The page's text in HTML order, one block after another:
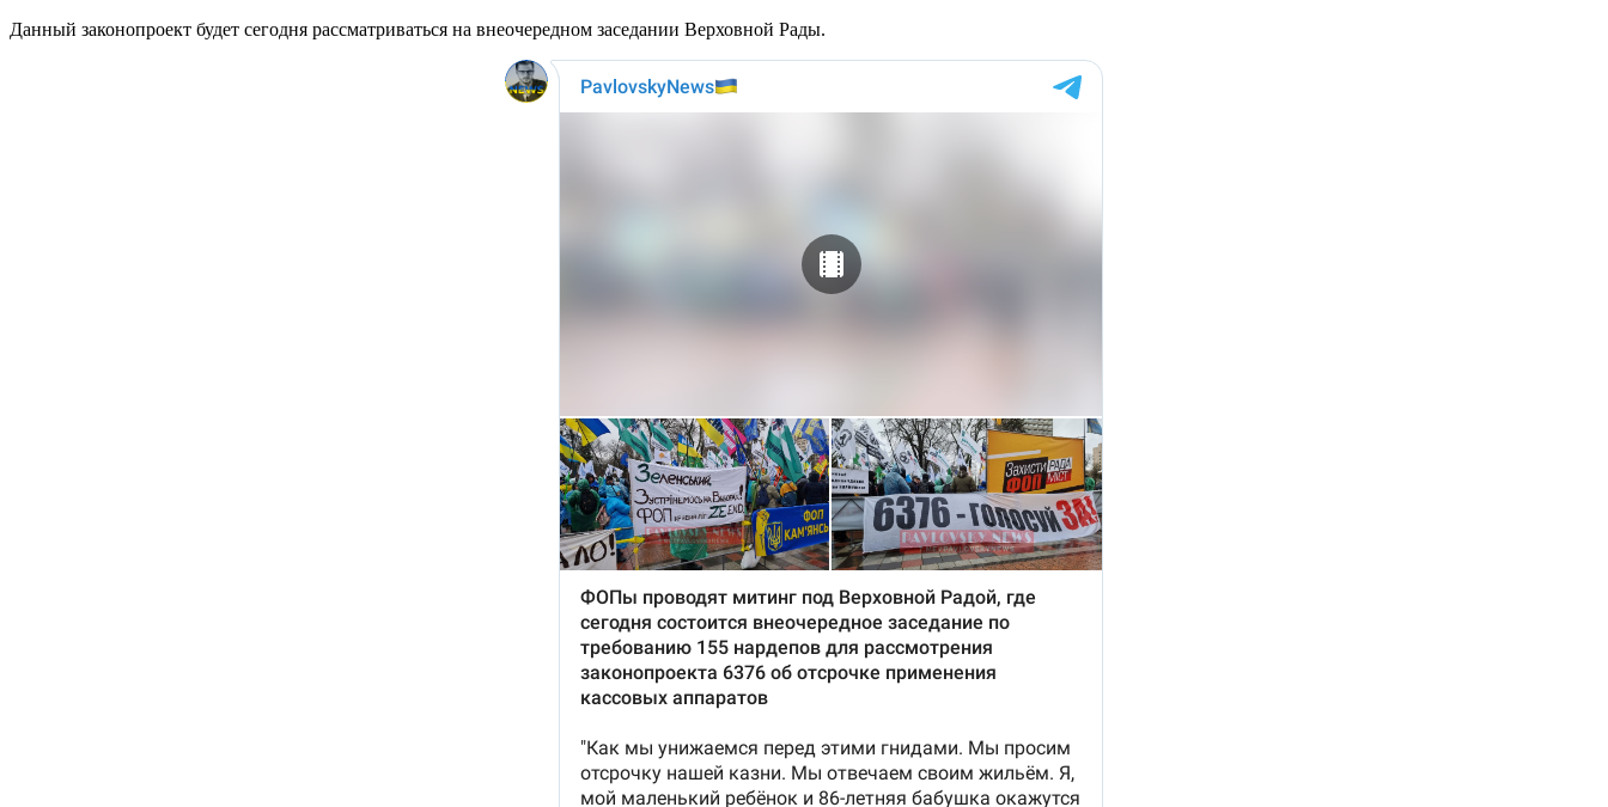
Данный законопроект будет сегодня рассматриваться на внеочередном заседании Верховной Рады.